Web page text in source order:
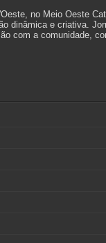
no Meio Oeste
dinâmica e criativa.
com a comunidade,